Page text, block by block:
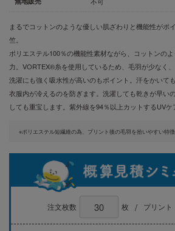
まるでコットンのような優しい肌ざわりと機能性がポ
竺。
ポリエステル100％の機能性素材ながら、コットンの
力。VORTEX®糸を使用しているため、毛羽が少なく
洗濯にも強く吸水性が高いのもポイント。汗をかいて
衣服内が冷えるのを防ぎます。洗濯しても乾きが早い
しても重宝します。紫外線を94％以上カットするUVケ
※ポリエステル短繊維の為、プリント後の毛羽を拾いやすい特徴
注文枚数 枚 / プリント